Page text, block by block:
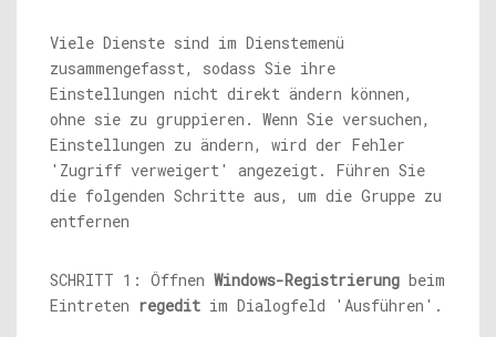
Viele Dienste sind im Dienstemenü
zusammengefasst, sodass Sie ihre
Einstellungen nicht direkt ändern können,
ohne sie zu gruppieren. Wenn Sie versuchen,
Einstellungen zu ändern, wird der Fehler
'Zugriff verweigert' angezeigt. Führen Sie
die folgenden Schritte aus, um die Gruppe zu
entfernen
SCHRITT 1: Öffnen Windows-Registrierung beim
Eintreten regedit im Dialogfeld 'Ausführen'.